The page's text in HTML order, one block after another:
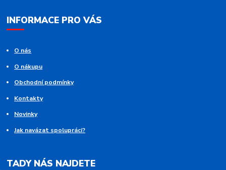
INFORMACE PRO VÁS
O nás
O nákupu
Obchodní podmínky
Kontakty
Novinky
Jak navázat spolupráci?
TADY NÁS NAJDETE